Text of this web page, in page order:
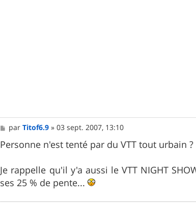
M
e
s
s
g
e
parTitof6.9 »03 sept. 2007, 13:10
Personne n'est tenté par du VTT tout urbain ?
Je rappelle qu'il y'a aussi le VTT NIGHT
ses 25 % de pente...